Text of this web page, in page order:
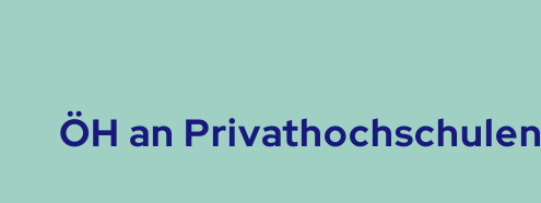
ÖH an Privathochschulen